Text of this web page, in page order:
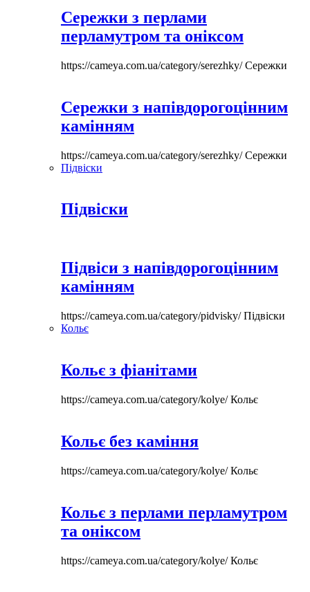
Сережки з перлами
перламутром та оніксом
https://cameya.com.ua/category/serezhky/Сережки
Сережки з напівдорогоцінним
камінням
https://cameya.com.ua/category/serezhky/Сережки
Підвіски
Підвіски
Підвіси з напівдорогоцінним
камінням
https://cameya.com.ua/category/pidvisky/Підвіски
Кольє
Кольє з фіанітами
https://cameya.com.ua/category/kolye/Кольє
Кольє без каміння
https://cameya.com.ua/category/kolye/Кольє
Кольє з перлами перламутром
та оніксом
https://cameya.com.ua/category/kolye/Кольє